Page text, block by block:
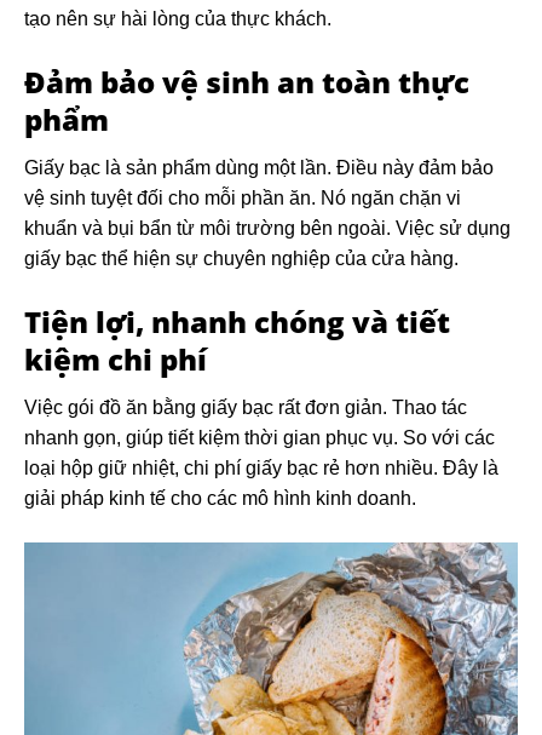
tạo nên sự hài lòng của thực khách.
Đảm bảo vệ sinh an toàn thực
phẩm
Giấy bạc là sản phẩm dùng một lần. Điều này đảm bảo
vệ sinh tuyệt đối cho mỗi phần ăn. Nó ngăn chặn vi
khuẩn và bụi bẩn từ môi trường bên ngoài. Việc sử dụng
giấy bạc thể hiện sự chuyên nghiệp của cửa hàng.
Tiện lợi, nhanh chóng và tiết
kiệm chi phí
Việc gói đồ ăn bằng giấy bạc rất đơn giản. Thao tác
nhanh gọn, giúp tiết kiệm thời gian phục vụ. So với các
loại hộp giữ nhiệt, chi phí giấy bạc rẻ hơn nhiều. Đây là
giải pháp kinh tế cho các mô hình kinh doanh.